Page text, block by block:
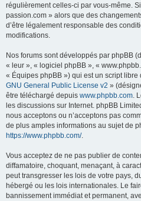
régulièrement celles-ci par vous-même.
passion.com » alors que des
d’être légalement responsable des
modifications.
Nos forums sont développés par phpBB
« leur », « logiciel phpBB », «
« Équipes phpBB ») qui est un script
GNU General Public License v2 »
être téléchargé depuis www.phpbb.com.
les discussions sur Internet. phpBB
nous acceptons ou n’acceptons pas
de plus amples informations au sujet de
https://www.phpbb.com/.
Vous acceptez de ne pas publier de
diffamatoire, choquant, menaçant, à
peut transgresser les lois de votre pays,
hébergé ou les lois internationales. Le
bannissement immédiat et permanent,